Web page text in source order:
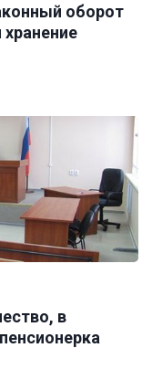
оборот
хранение
в